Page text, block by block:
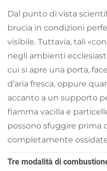
Dal punto di vista
brucia in condizioni
visibile. Tuttavia, tali
negli ambienti
cui si apre una porta,
d’aria fresca, oppure
accanto a un supporto
fiamma vacilla e
possono sfuggire prima
completamente
Tre modalità di